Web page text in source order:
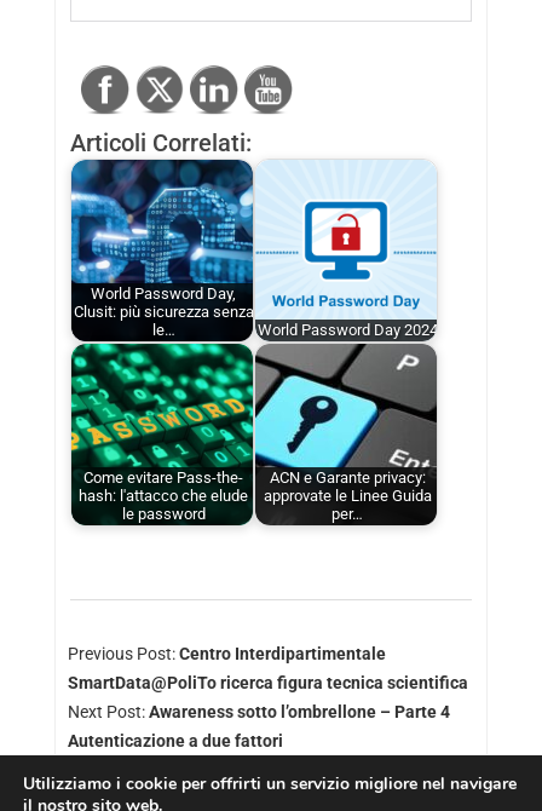
Articoli Correlati:
World Password Day,
Clusit: più sicurezza senza
le…
World Password Day 2024
Come evitare Pass-the-
hash: l'attacco che elude
le password
ACN e Garante privacy:
approvate le Linee Guida
per…
Previous Post:Centro Interdipartimentale
SmartData@PoliTo ricerca figura tecnica scientifica
Next Post:Awareness sotto l’ombrellone – Parte 4
Autenticazione a due fattori
Utilizziamo i cookie per offrirti un servizio migliore nel navigare
il nostro sito web.